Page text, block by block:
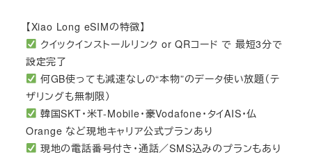
【Xiao Long eSIMの特徴】
クイックインストールリンク or QRコード で 最短3分で
設定完了
何GB使っても減速なしの“本物”のデータ使い放題（テ
ザリングも無制限）
韓国SKT・米T-Mobile・豪Vodafone・タイAIS・仏
Orange など現地キャリア公式プランあり
現地の電話番号付き・通話／SMS込みのプランもあり